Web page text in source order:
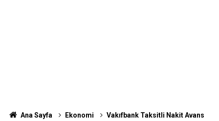
Ana Sayfa Ekonomi
Vakıfbank Taksitli Nakit Avans